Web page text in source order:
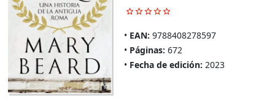
EAN: 9788408278597
Páginas: 672
Fecha de edición: 2023